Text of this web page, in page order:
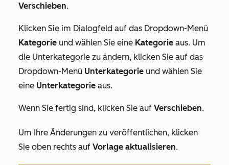
Verschieben.
Klicken Sie im Dialogfeld auf das Dropdown-Menü
Kategorie und wählen Sie eine Kategorie aus. Um
die Unterkategorie zu ändern, klicken Sie auf das
Dropdown-Menü Unterkategorie und wählen Sie
eine Unterkategorie aus.
Wenn Sie fertig sind, klicken Sie auf Verschieben.
Um Ihre Änderungen zu veröffentlichen, klicken
Sie oben rechts auf Vorlage aktualisieren.